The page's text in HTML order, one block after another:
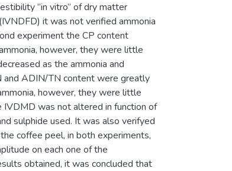
“in vitro” of dry matter
it was not verified ammonia
experiment the CP content
however, they were little
as the ammonia and
and ADIN/TN content were greatly
however, they were little
was not altered in function of
sulphide used. It was also verifyed
coffee peel, in both experiments,
on each one of the
obtained, it was concluded that